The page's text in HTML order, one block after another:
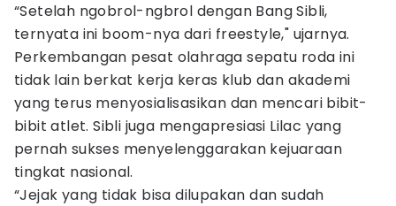
“Setelah ngobrol-ngbrol dengan Bang Sibli,
ternyata ini boom-nya dari freestyle," ujarnya.
Perkembangan pesat olahraga sepatu roda ini
tidak lain berkat kerja keras klub dan akademi
yang terus menyosialisasikan dan mencari bibit-
bibit atlet. Sibli juga mengapresiasi Lilac yang
pernah sukses menyelenggarakan kejuaraan
tingkat nasional.
“Jejak yang tidak bisa dilupakan dan sudah